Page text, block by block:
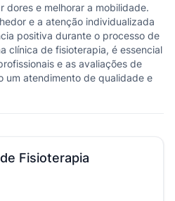
dores e melhorar a mobilidade.
e a atenção individualizada
positiva durante o processo de
clínica de fisioterapia, é essencial
e as avaliações de
um atendimento de qualidade e
Fisioterapia